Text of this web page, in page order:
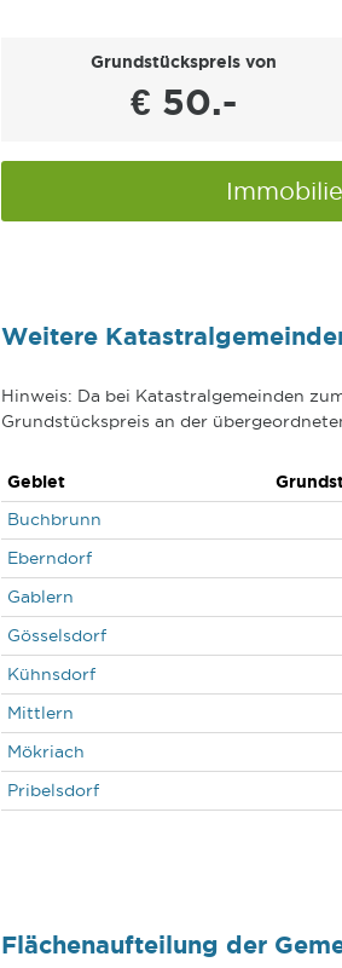
Grundstückspreis von
€ 50.-
Weitere
Hinweis: Da bei Katastralgemeinden
Grundstückspreis an der
Gebiet
Buchbrunn
Eberndorf
Gablern
Gösselsdorf
Kühnsdorf
Mittlern
Mökriach
Pribelsdorf
Flächenaufteilung der